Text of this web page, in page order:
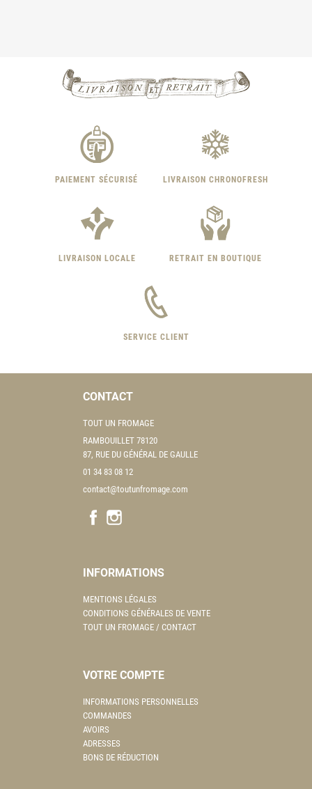
PAIEMENT SÉCURISÉ LIVRAISON CHRONOFRESH
LIVRAISON LOCALE RETRAIT EN BOUTIQUE
SERVICE CLIENT
CONTACT
TOUT UN FROMAGE
RAMBOUILLET 78120
87, RUE DU GÉNÉRAL DE GAULLE
01 34 83 08 12
contact@toutunfromage.com
INFORMATIONS
MENTIONS LÉGALES
CONDITIONS GÉNÉRALES DE VENTE
TOUT UN FROMAGE / CONTACT
VOTRE COMPTE
INFORMATIONS PERSONNELLES
COMMANDES
AVOIRS
ADRESSES
BONS DE RÉDUCTION